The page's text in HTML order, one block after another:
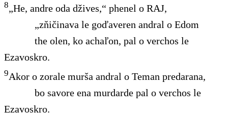
8„He, andre oda džives,“ phenel o RAJ,
„zňičinava le goďaveren andral o Edom
the olen, ko achaľon, pal o verchos le
Ezavoskro.
9Akor o zorale murša andral o Teman predarana,
bo savore ena murdarde pal o verchos le
Ezavoskro.